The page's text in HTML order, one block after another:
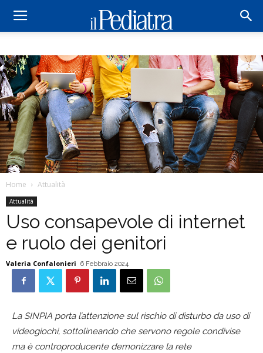
Home Attualità
Attualità
Uso consapevole di internet
e ruolo dei genitori
Valeria Confalonieri 6 Febbraio 2024
La SINPIA porta l’attenzione sul rischio di disturbo da uso di
videogiochi, sottolineando che servono regole condivise
ma è controproducente demonizzare la rete